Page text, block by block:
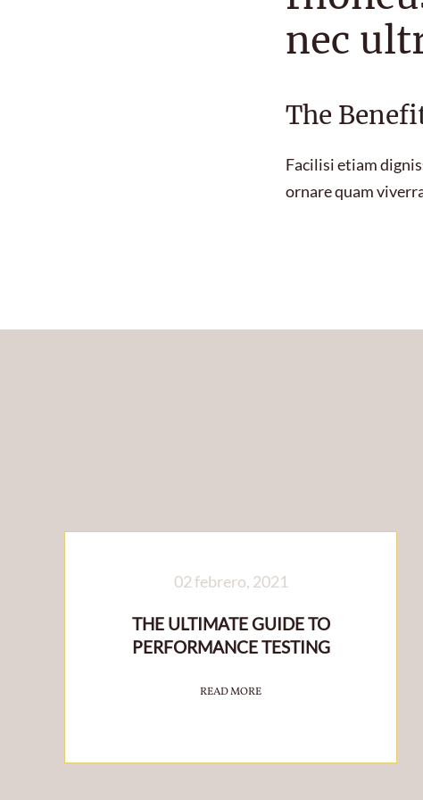
nec
The
Facilisi etiam
ornare quam
02 febrero, 2021
THE ULTIMATE GUIDE TO
PERFORMANCE TESTING
READ MORE